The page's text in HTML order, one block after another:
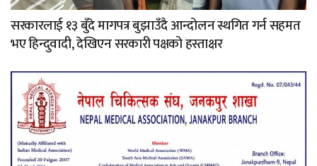
सरकारलाई १३ बुँदे मागपत्र बुझाउँदै आन्दोलन स्थगित गर्न सहमत
भए हिन्दुवादी, देखिएन सरकारी पक्षको हस्ताक्षर